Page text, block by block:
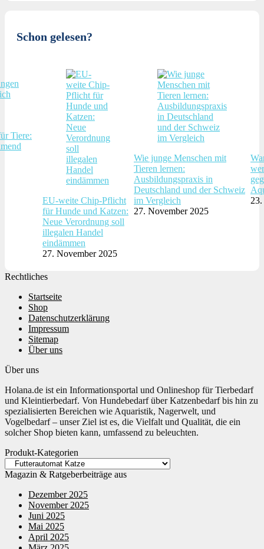
Schon gelesen?
Tiere:
EU-weite Chip-Pflicht
für Hunde und Katzen:
Neue Verordnung soll
illegalen Handel
eindämmen
27. November 2025
Wie junge Menschen mit
Tieren lernen:
Ausbildungspraxis in
Deutschland und der Schweiz
im Vergleich
27. November 2025
Rechtliches
Startseite
Shop
Datenschutzerklärung
Impressum
Sitemap
Über uns
Über uns
Holana.de ist ein Informationsportal und Onlineshop für Tierbedarf
und Kleintierbedarf. Von Hundebedarf über Katzenbedarf bis hin zu
spezialisierten Bereichen wie Aquaristik, Nagerwelt, und
Vogelbedarf – unser Ziel ist es, die Vielfalt und Qualität, die ein
solcher Shop bieten kann, umfassend zu beleuchten.
Produkt-Kategorien
Magazin & Ratgeberbeiträge aus
Dezember 2025
November 2025
Juni 2025
Mai 2025
April 2025